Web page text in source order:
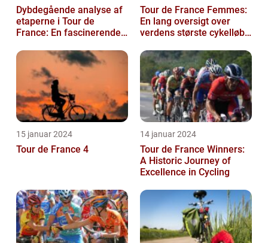
Dybdegående analyse af
etaperne i Tour de
France: En fascinerende
Tour de France Femmes:
En lang oversigt over
verdens største cykelløb
15 januar 2024
Tour de France 4
14 januar 2024
Tour de France Winners:
A Historic Journey of
Excellence in Cycling